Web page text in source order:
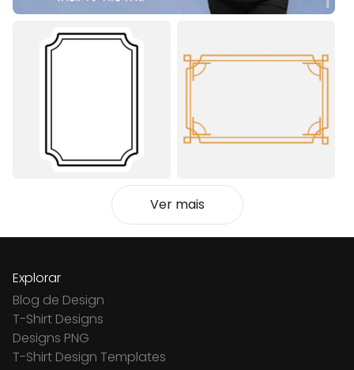
Ver mais
Explorar
Blog de Design
T-Shirt Designs
Designs PNG
T-Shirt Design Templates